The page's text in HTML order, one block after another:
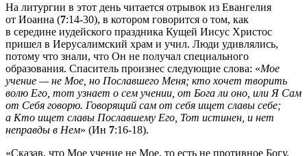
На литургии в этот день читается отрывок из Евангелия
от Иоанна (7:14-30), в котором говорится о том, как
в середине иудейского праздника Кущей Иисус Христос
пришел в Иерусалимский храм и учил. Люди удивлялись,
потому что знали, что Он не получал специального
образования. Спаситель произнес следующие слова: «Мое
учение — не Мое, но Пославшего Меня; кто хочет творить
волю Его, тот узнает о сем учении, от Бога ли оно, или Я Сам
от Себя говорю. Говорящий сам от себя ищет славы себе;
а Кто ищет славы Пославшему Его, Тот истинен, и нет
неправды в Нем» (Ин 7:16-18).
«Сказав, что Мое учение не Мое, то есть не противное Богу,